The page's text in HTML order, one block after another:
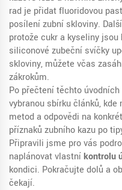
rad je přidat fluoridovou
posílení zubní skloviny.
protože cukr a kyseliny
siliconové zubeční svíčky
skloviny, můžete včas
zákrokům.
Po přečtení těchto
vybranou sbírku článků,
metod a odpovědi na
příznaků zubního kazu po
Připravili jsme pro vás
naplánovat vlastníkontrolu
kondici. Pokračujte dolů a
čekají.